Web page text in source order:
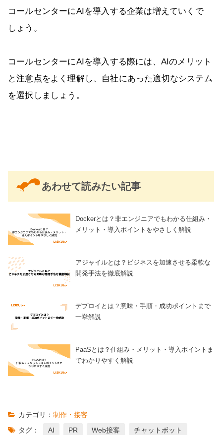
コールセンターにAIを導入する企業は増えていくで
しょう。
コールセンターにAIを導入する際には、AIのメリット
と注意点をよく理解し、自社にあった適切なシステム
を選択しましょう。
あわせて読みたい記事
Dockerとは？非エンジニアでもわかる仕組み・
メリット・導入ポイントをやさしく解説
アジャイルとは？ビジネスを加速させる柔軟な
開発手法を徹底解説
デプロイとは？意味・手順・成功ポイントまで
一挙解説
PaaSとは？仕組み・メリット・導入ポイントま
でわかりやすく解説
カテゴリ： 制作・接客
タグ：
AI PR Web接客 チャットボット